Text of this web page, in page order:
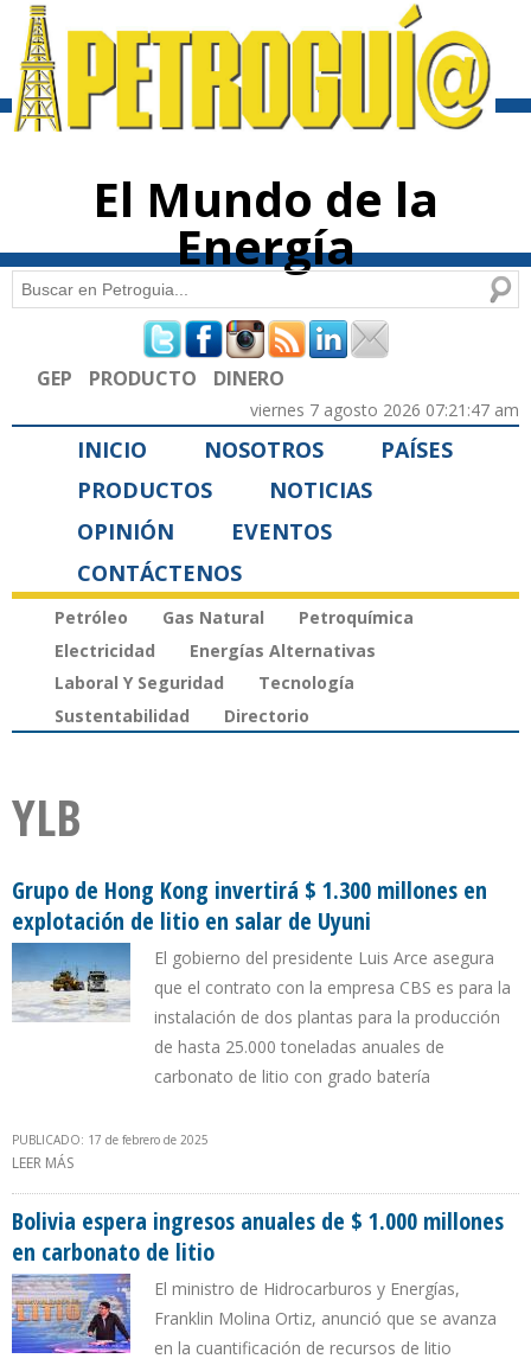
contenido
El Mundo de la
Energía
Formulario de búsqueda
Buscar
GEP PRODUCTO DINERO
viernes 7 agosto 2026 07:21:47 am
INICIO NOSOTROS
PAÍSES
PRODUCTOS
NOTICIAS
OPINIÓN
EVENTOS
CONTÁCTENOS
Petróleo Gas Natural
Petroquímica
Electricidad
Energías Alternativas
Laboral Y Seguridad
Tecnología
Sustentabilidad
Directorio
YLB
Grupo de Hong Kong invertirá $ 1.300 millones en
explotación de litio en salar de Uyuni
El gobierno del presidente Luis Arce asegura
que el contrato con la empresa CBS es para la
instalación de dos plantas para la producción
de hasta 25.000 toneladas anuales de
carbonato de litio con grado batería
PUBLICADO: 17 de febrero de 2025
LEER MÁS
Bolivia espera ingresos anuales de $ 1.000 millones
en carbonato de litio
El ministro de Hidrocarburos y Energías,
Franklin Molina Ortiz, anunció que se avanza
en la cuantificación de recursos de litio